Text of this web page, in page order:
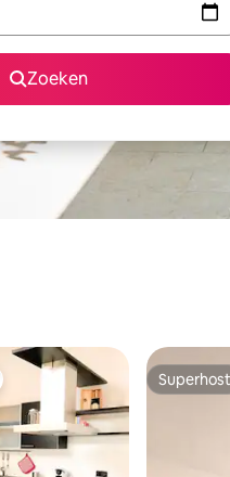
Zoeken
Superhost
Superhost